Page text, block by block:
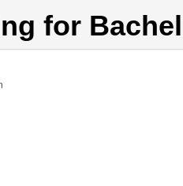
for